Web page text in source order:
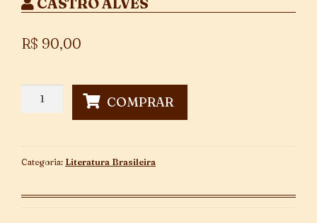
R$ 90,00
símile
COMPRAR
Categoria: Literatura Brasileira